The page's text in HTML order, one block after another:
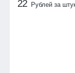
22 Рублей за